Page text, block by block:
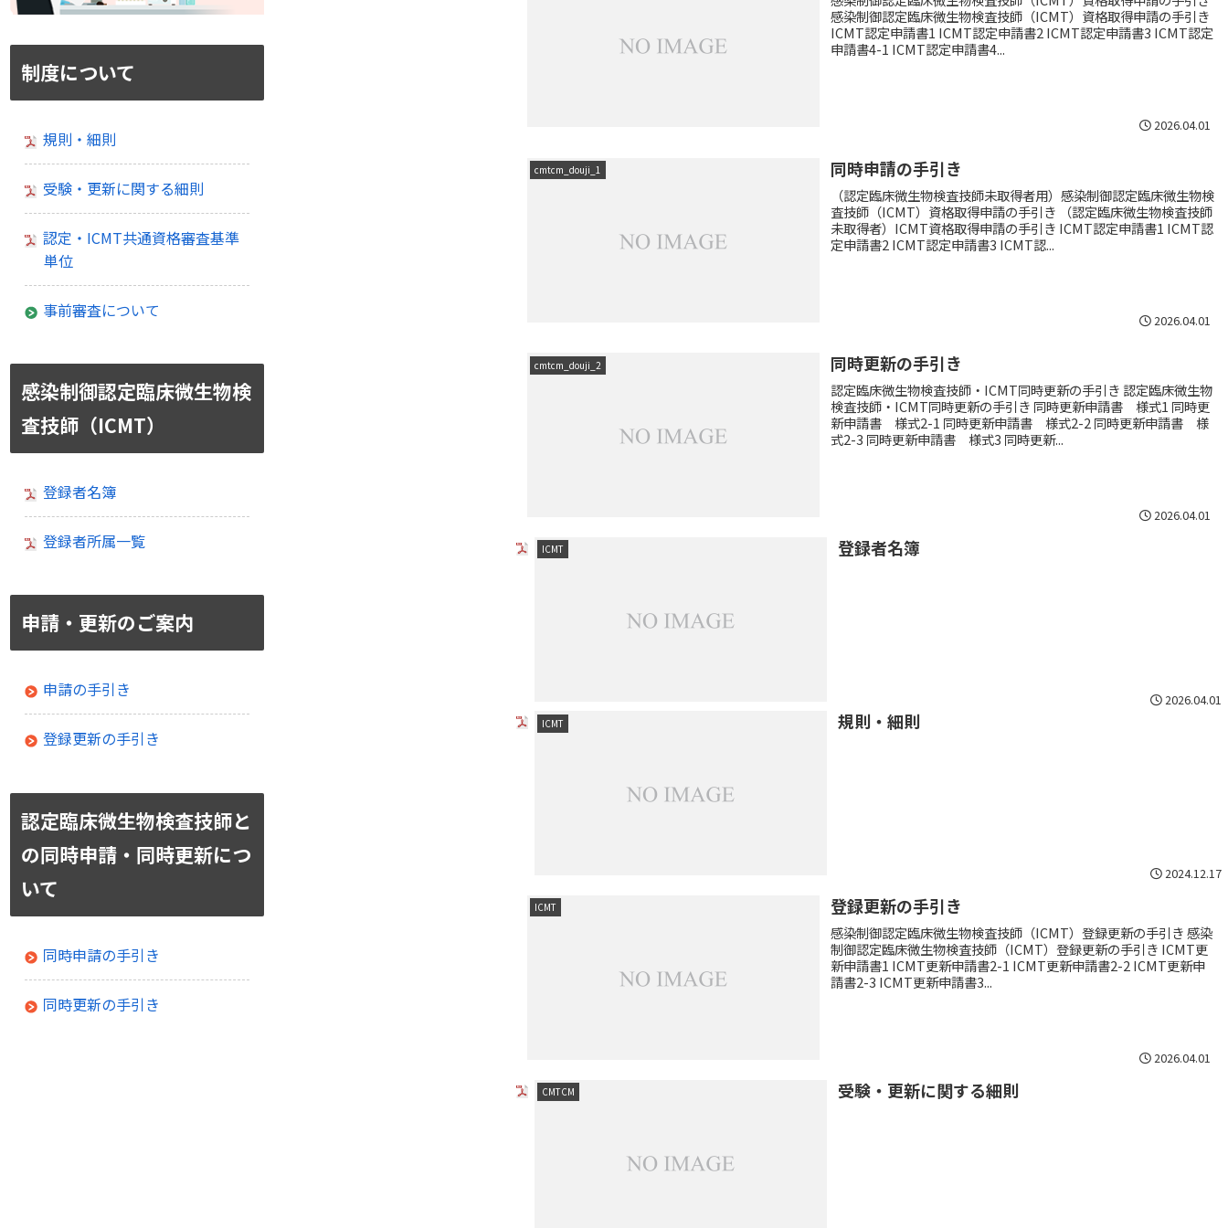
感染制御認定臨床微生物検査技師（ICMT）資格取得申請の手引き
ICMT認定申請書1 ICMT認定申請書2 ICMT認定申請書3 ICMT認定
申請書4-1 ICMT認定申請書4...
2026.04.01
cmtcm_douji_1 同時申請の手引き
（認定臨床微生物検査技師未取得者用）感染制御認定臨床微生物検
査技師（ICMT）資格取得申請の手引き （認定臨床微生物検査技師
未取得者）ICMT資格取得申請の手引き ICMT認定申請書1 ICMT認
定申請書2 ICMT認定申請書3 ICMT認...
2026.04.01
cmtcm_douji_2 同時更新の手引き
認定臨床微生物検査技師・ICMT同時更新の手引き 認定臨床微生物
検査技師・ICMT同時更新の手引き 同時更新申請書 様式1 同時更
新申請書 様式2-1 同時更新申請書 様式2-2 同時更新申請書 様
式2-3 同時更新申請書 様式3 同時更新...
2026.04.01
ICMT 登録者名簿
2026.04.01
ICMT 規則・細則
2024.12.17
ICMT 登録更新の手引き
感染制御認定臨床微生物検査技師（ICMT）登録更新の手引き 感染
制御認定臨床微生物検査技師（ICMT）登録更新の手引き ICMT更
新申請書1 ICMT更新申請書2-1 ICMT更新申請書2-2 ICMT更新申
請書2-3 ICMT更新申請書3...
2026.04.01
CMTCM 受験・更新に関する細則
制度について
規則・細則
受験・更新に関する細則
認定・ICMT共通資格審査基準
単位
事前審査について
感染制御認定臨床微生物検
査技師（ICMT）
登録者名簿
登録者所属一覧
申請・更新のご案内
申請の手引き
登録更新の手引き
認定臨床微生物検査技師と
の同時申請・同時更新につ
いて
同時申請の手引き
同時更新の手引き